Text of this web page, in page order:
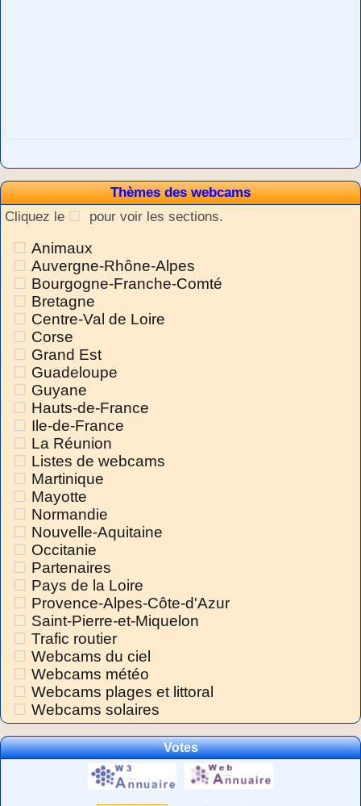
Thèmes des webcams
Cliquez le
pour voir les sections.
Animaux
Auvergne-Rhône-Alpes
Bourgogne-Franche-Comté
Bretagne
Centre-Val de Loire
Corse
Grand Est
Guadeloupe
Guyane
Hauts-de-France
Ile-de-France
La Réunion
Listes de webcams
Martinique
Mayotte
Normandie
Nouvelle-Aquitaine
Occitanie
Partenaires
Pays de la Loire
Provence-Alpes-Côte-d'Azur
Saint-Pierre-et-Miquelon
Trafic routier
Webcams du ciel
Webcams météo
Webcams plages et littoral
Webcams solaires
Votes